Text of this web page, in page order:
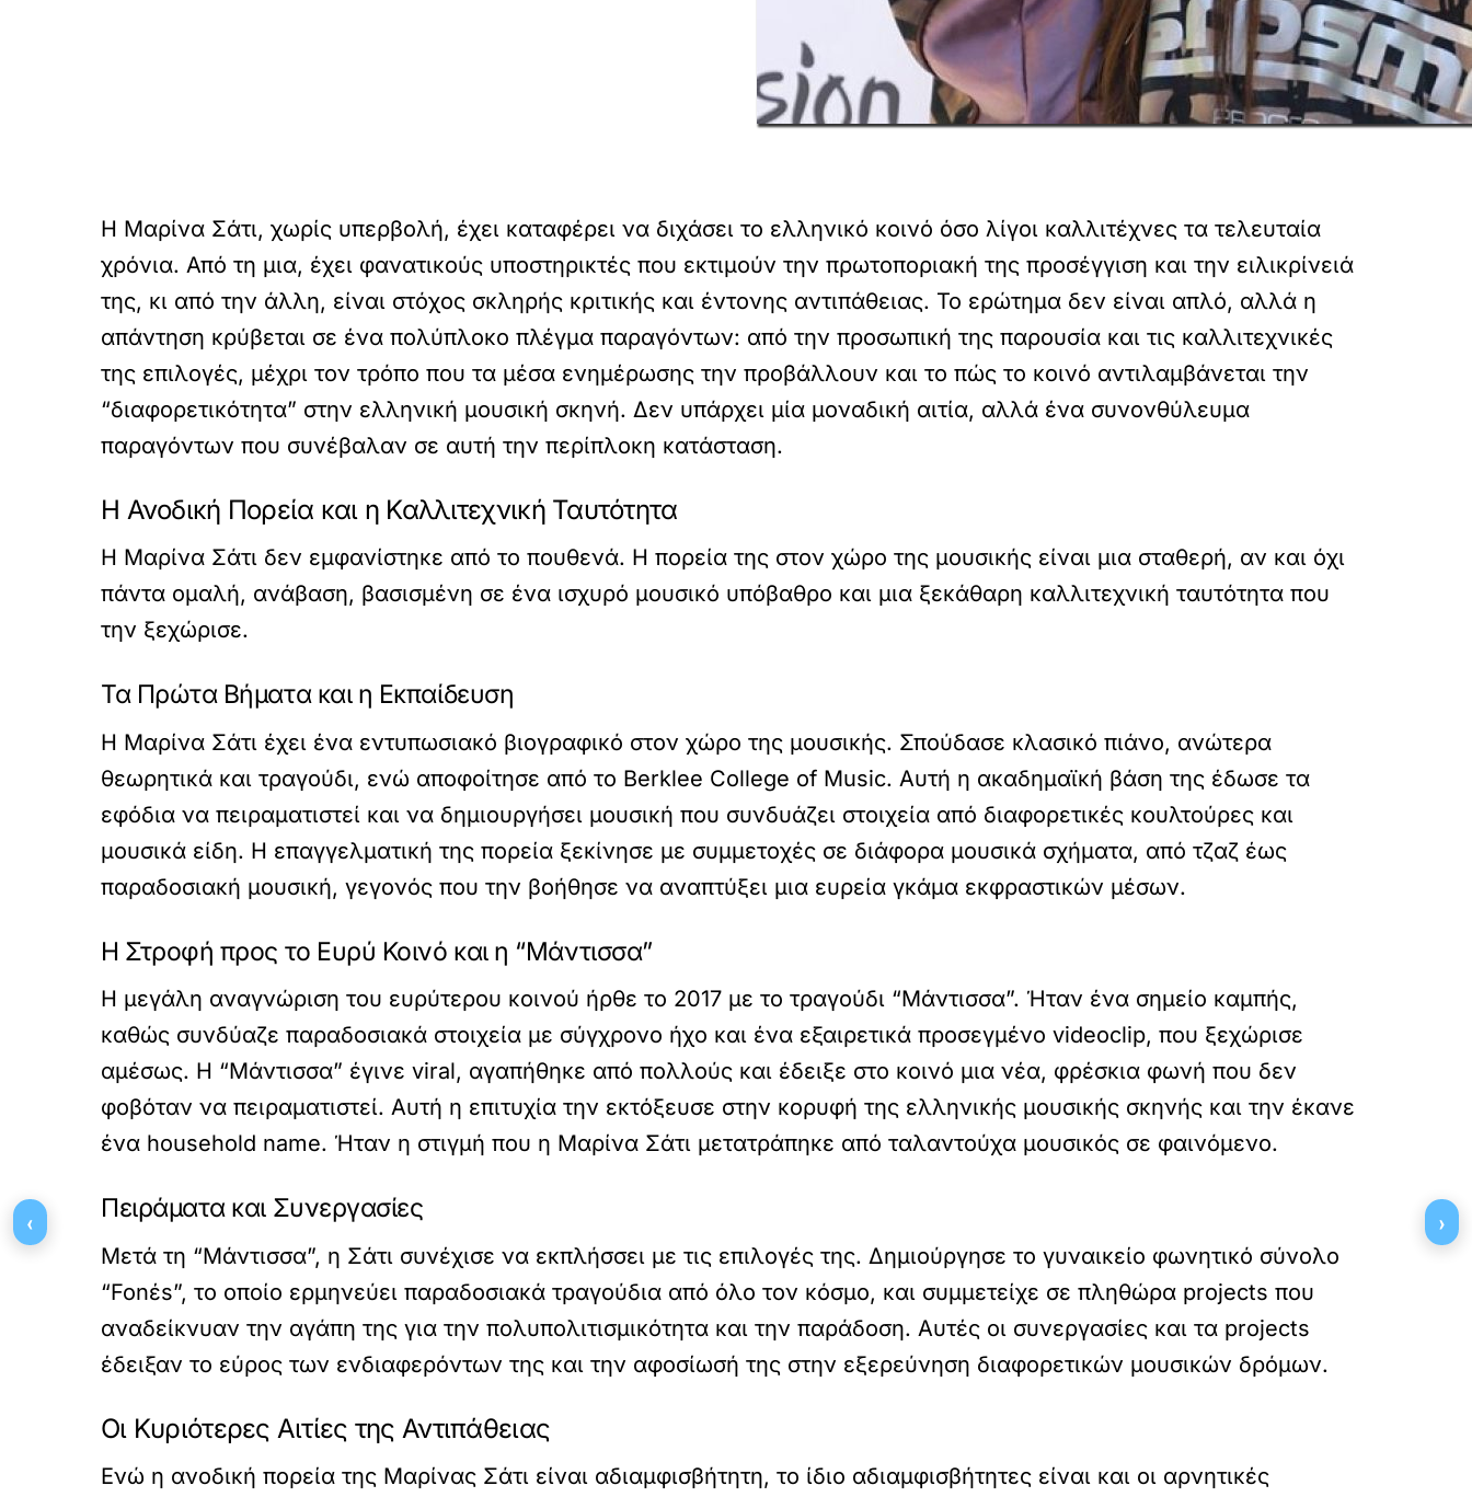
Η Μαρίνα Σάτι, χωρίς υπερβολή, έχει καταφέρει να διχάσει το ελληνικό κοινό όσο λίγοι καλλιτέχνες τα τελευταία
χρόνια. Από τη μια, έχει φανατικούς υποστηρικτές που εκτιμούν την πρωτοποριακή της προσέγγιση και την ειλικρίνειά
της, κι από την άλλη, είναι στόχος σκληρής κριτικής και έντονης αντιπάθειας. Το ερώτημα δεν είναι απλό, αλλά η
απάντηση κρύβεται σε ένα πολύπλοκο πλέγμα παραγόντων: από την προσωπική της παρουσία και τις καλλιτεχνικές
της επιλογές, μέχρι τον τρόπο που τα μέσα ενημέρωσης την προβάλλουν και το πώς το κοινό αντιλαμβάνεται την
“διαφορετικότητα” στην ελληνική μουσική σκηνή. Δεν υπάρχει μία μοναδική αιτία, αλλά ένα συνονθύλευμα
παραγόντων που συνέβαλαν σε αυτή την περίπλοκη κατάσταση.
Η Ανοδική Πορεία και η Καλλιτεχνική Ταυτότητα
Η Μαρίνα Σάτι δεν εμφανίστηκε από το πουθενά. Η πορεία της στον χώρο της μουσικής είναι μια σταθερή, αν και όχι
πάντα ομαλή, ανάβαση, βασισμένη σε ένα ισχυρό μουσικό υπόβαθρο και μια ξεκάθαρη καλλιτεχνική ταυτότητα που
την ξεχώρισε.
Τα Πρώτα Βήματα και η Εκπαίδευση
Η Μαρίνα Σάτι έχει ένα εντυπωσιακό βιογραφικό στον χώρο της μουσικής. Σπούδασε κλασικό πιάνο, ανώτερα
θεωρητικά και τραγούδι, ενώ αποφοίτησε από το Berklee College of Music. Αυτή η ακαδημαϊκή βάση της έδωσε τα
εφόδια να πειραματιστεί και να δημιουργήσει μουσική που συνδυάζει στοιχεία από διαφορετικές κουλτούρες και
μουσικά είδη. Η επαγγελματική της πορεία ξεκίνησε με συμμετοχές σε διάφορα μουσικά σχήματα, από τζαζ έως
παραδοσιακή μουσική, γεγονός που την βοήθησε να αναπτύξει μια ευρεία γκάμα εκφραστικών μέσων.
Η Στροφή προς το Ευρύ Κοινό και η “Μάντισσα”
Η μεγάλη αναγνώριση του ευρύτερου κοινού ήρθε το 2017 με το τραγούδι “Μάντισσα”. Ήταν ένα σημείο καμπής,
καθώς συνδύαζε παραδοσιακά στοιχεία με σύγχρονο ήχο και ένα εξαιρετικά προσεγμένο videoclip, που ξεχώρισε
αμέσως. Η “Μάντισσα” έγινε viral, αγαπήθηκε από πολλούς και έδειξε στο κοινό μια νέα, φρέσκια φωνή που δεν
φοβόταν να πειραματιστεί. Αυτή η επιτυχία την εκτόξευσε στην κορυφή της ελληνικής μουσικής σκηνής και την έκανε
ένα household name. Ήταν η στιγμή που η Μαρίνα Σάτι μετατράπηκε από ταλαντούχα μουσικός σε φαινόμενο.
Πειράματα και Συνεργασίες
Μετά τη “Μάντισσα”, η Σάτι συνέχισε να εκπλήσσει με τις επιλογές της. Δημιούργησε το γυναικείο φωνητικό σύνολο
“Fonέs”, το οποίο ερμηνεύει παραδοσιακά τραγούδια από όλο τον κόσμο, και συμμετείχε σε πληθώρα projects που
αναδείκνυαν την αγάπη της για την πολυπολιτισμικότητα και την παράδοση. Αυτές οι συνεργασίες και τα projects
έδειξαν το εύρος των ενδιαφερόντων της και την αφοσίωσή της στην εξερεύνηση διαφορετικών μουσικών δρόμων.
Οι Κυριότερες Αιτίες της Αντιπάθειας
Ενώ η ανοδική πορεία της Μαρίνας Σάτι είναι αδιαμφισβήτητη, το ίδιο αδιαμφισβήτητες είναι και οι αρνητικές
‹ ›